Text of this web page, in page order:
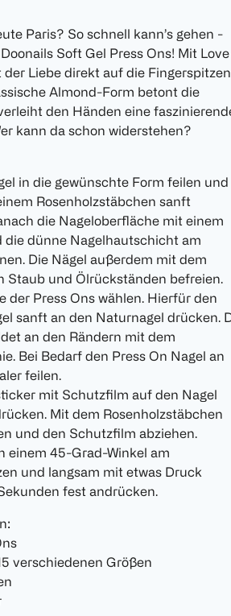
Paris? So schnell kann’s gehen -
Soft Gel Press Ons! Mit Love
der Liebe direkt auf die Fingerspitzen
Almond-Form betont die
den Händen eine
kann da schon widerstehen?
in die gewünschte Form feilen und
Rosenholzstäbchen sanft
die Nageloberfläche mit einem
die dünne Nagelhautschicht am
Die Nägel außerdem mit dem
Staub und Ölrückständen befreien.
der Press Ons wählen. Hierfür den
sanft an den Naturnagel drücken.
an den Rändern mit dem
Bei Bedarf den Press On Nagel an
feilen.
mit Schutzfilm auf den Nagel
Mit dem Rosenholzstäbchen
und den Schutzfilm abziehen.
einem 45-Grad-Winkel am
und langsam mit etwas Druck
fest andrücken.
verschiedenen Größen